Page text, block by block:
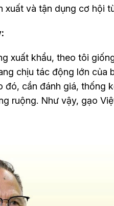
xuất và tận dụng cơ hội
xuất khẩu, theo tôi
chịu tác động lớn của
cần đánh giá, thống
ruộng. Như vậy, gạo